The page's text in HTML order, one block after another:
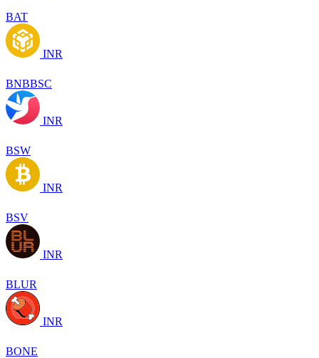
BAT
INR
BNBBSC
INR
BSW
INR
BSV
INR
BLUR
INR
BONE